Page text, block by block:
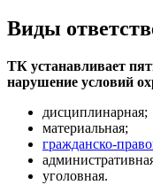
Виды
ТК устанавливает
нарушение условий
дисциплинарная;
материальная;
гражданско-
уголовная.